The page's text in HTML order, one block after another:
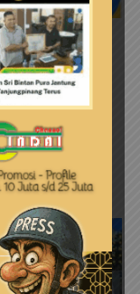
Ibu
melakukan
Sri Bintan Pura